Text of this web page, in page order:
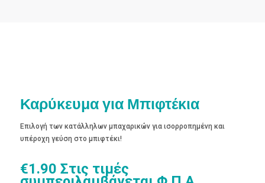
Καρύκευμα για Μπιφτέκια
Επιλογή των κατάλληλων μπαχαρικών για ισορροπημένη και
υπέροχη γεύση στο μπιφτέκι!
€1.90 Στις τιμές